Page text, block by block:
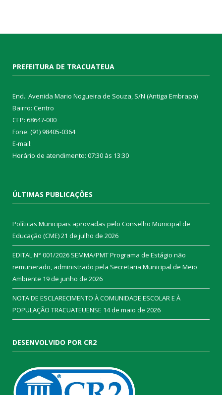
PREFEITURA DE TRACUATEUA
End.: Avenida Mario Nogueira de Souza, S/N (Antiga Embrapa)
Bairro: Centro
CEP: 68647-000
Fone: (91) 98405-0364
E-mail:
Horário de atendimento: 07:30 às 13:30
ÚLTIMAS PUBLICAÇÕES
Políticas Municipais aprovadas pelo Conselho Municipal de
Educação (CME)21 de julho de 2026
EDITAL N° 001/2026 SEMMA/PMT Programa de Estágio não
remunerado, administrado pela Secretaria Municipal de Meio
Ambiente 19 de junho de 2026
NOTA DE ESCLARECIMENTO À COMUNIDADE ESCOLAR E À
POPULAÇÃO TRACUATEUENSE 14 de maio de 2026
DESENVOLVIDO POR CR2